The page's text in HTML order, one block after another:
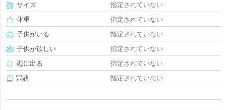
サイズ
指定されていない
体重
指定されていない
子供がいる
指定されていない
子供が欲しい
指定されていない
恋に出る
指定されていない
宗教
指定されていない